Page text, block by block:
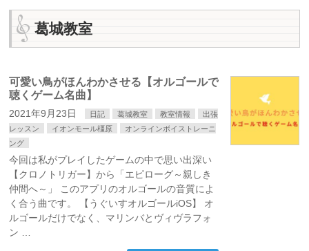
葛城教室
可愛い鳥がほんわかさせる【オルゴールで
聴くゲーム名曲】
2021年9月23日 日記 葛城教室 教室情報
出張
レッスン
イオンモール橿原
オンラインボイストレーニ
ング
今回は私がプレイしたゲームの中で思い出深い
【クロノトリガー】から「エピローグ～親しき
仲間へ～」 このアプリのオルゴールの音質によ
く合う曲です。 【うぐいすオルゴールiOS】 オ
ルゴールだけでなく、マリンバとヴィヴラフォ
ン …